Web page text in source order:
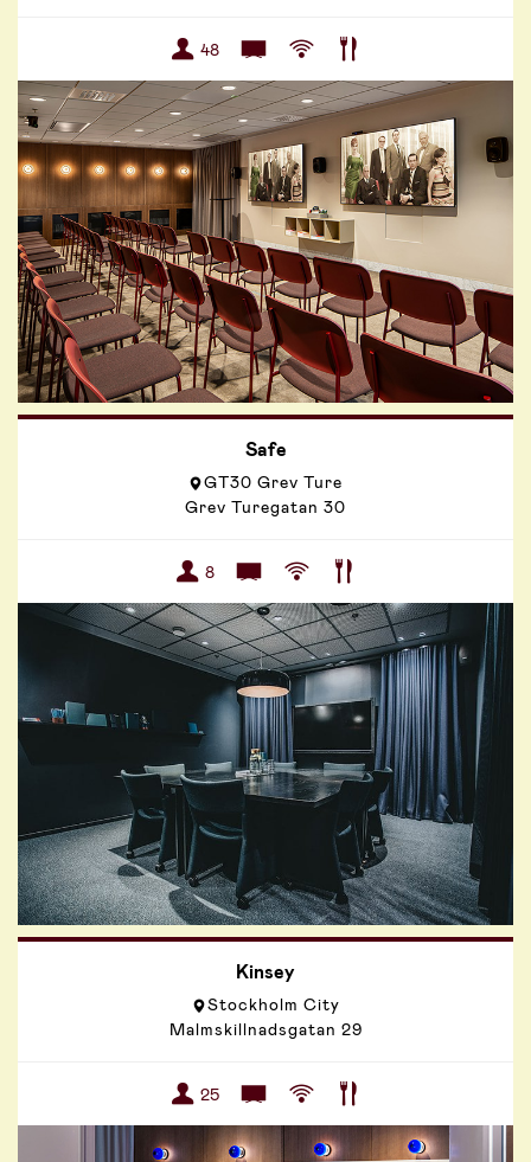
48
Safe
GT30 Grev Ture
Grev Turegatan 30
8
Kinsey
Stockholm City
Malmskillnadsgatan 29
25